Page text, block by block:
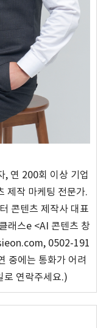
, 연 200회 이상 기업
제작 마케팅 전문가.
콘텐츠 제작사 대표
래스e <AI 콘텐츠 창
0502-191
중에는 통화가 어려
로 연락주세요.)